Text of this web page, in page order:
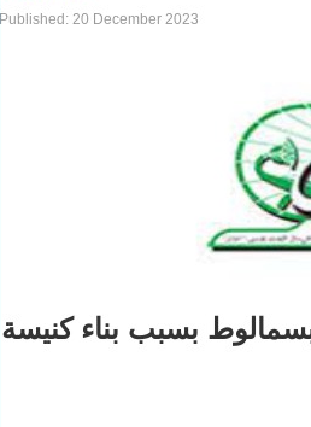
Published: 20 December 2023
بسبب بناء كنيسة